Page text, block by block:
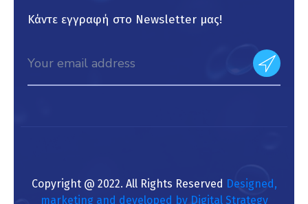
Κάντε εγγραφή στο Newsletter μας!
Copyright @ 2022. All Rights Reserved Designed,
marketing and developed by Digital Strategy